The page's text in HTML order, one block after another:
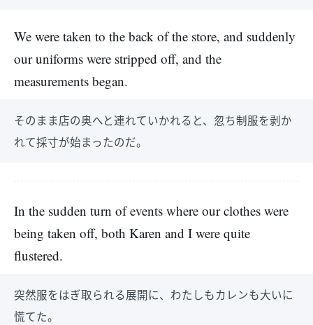
We were taken to the back of the store, and suddenly
our uniforms were stripped off, and the
measurements began.
そのまま店の奥へと連れていかれると、忽ち制服を剥か
れて採寸が始まったのだ。
In the sudden turn of events where our clothes were
being taken off, both Karen and I were quite
flustered.
突然服をはぎ取られる展開に、わたしもカレンも大いに
慌てた。